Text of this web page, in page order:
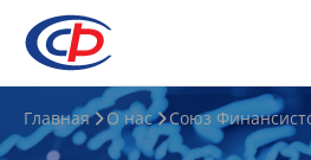
О
нас
Главная О нас Союз